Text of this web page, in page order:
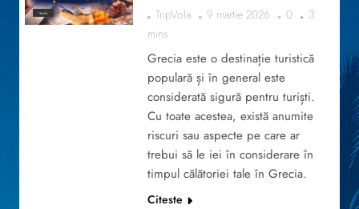
TRAVEL TripVola 9 martie 2026 0
3
mins
Grecia este o destinație turistică
populară și în general este
considerată sigură pentru turiști.
Cu toate acestea, există anumite
riscuri sau aspecte pe care ar
trebui să le iei în considerare în
timpul călătoriei tale în Grecia.
Citeste